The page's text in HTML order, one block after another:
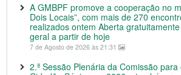
A GMBPF promove a cooperação no
Dois Locais”, com mais de 270
realizados ontem Aberta
geral a partir de hoje
7 de Agosto de 2026 às 21:31
2.ª Sessão Plenária da Comissão